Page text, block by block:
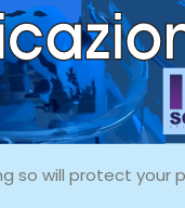
will protect your